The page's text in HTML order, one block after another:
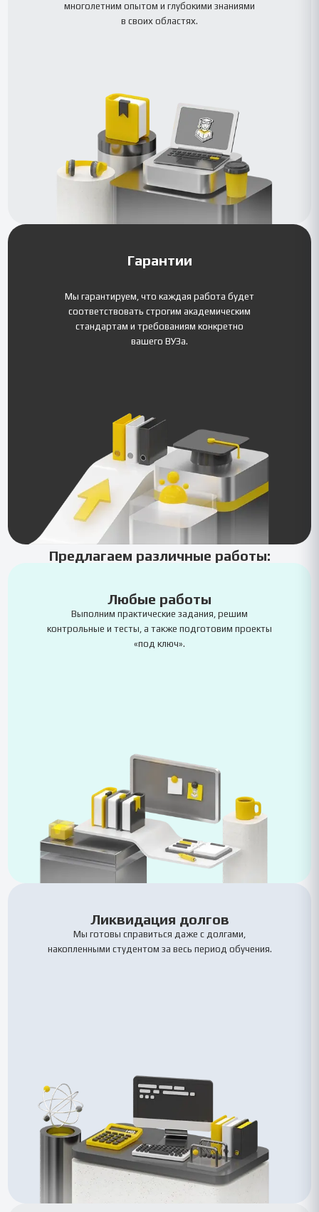
многолетним опытом и глубокими знаниями
в своих областях.
Гарантии
Мы гарантируем, что каждая работа будет
соответствовать строгим академическим
стандартам и требованиям конкретно
вашего ВУЗа.
Предлагаем различные работы:
Любые работы
Выполним практические задания, решим
контрольные и тесты, а также подготовим проекты
«под ключ».
Ликвидация долгов
Мы готовы справиться даже с долгами,
накопленными студентом за весь период обучения.